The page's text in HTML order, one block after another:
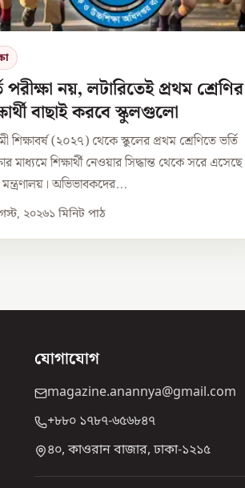
পরীক্ষা নয়, লটারিতেই প্রথম শ্রেণির
বাছাই করবে স্কুলগুলো
শিক্ষাবর্ষ (২০২৭) থেকে স্কুলের প্রথম শ্রেণিতে ভর্তি
মাধ্যমে শিক্ষার্থী নেওয়ার সিদ্ধান্ত থেকে সরে এসেছে
মন্ত্রণালয়। অভিভাবকদের...
২০২৬১ মিনিট পাঠ
যোগাযোগ
magazine.anannya@gmail.com
+৮৮০ ১৭৮৭-৬৫৬৮৪৭
৪০, কাওরান বাজার, ঢাকা-১২১৫